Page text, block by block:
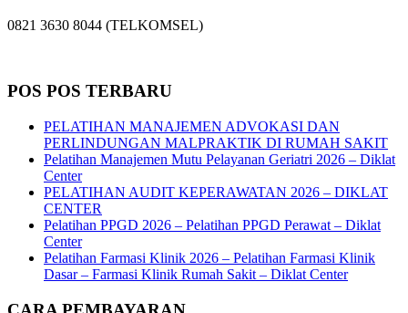
0821 3630 8044 (TELKOMSEL)
POS POS TERBARU
PELATIHAN MANAJEMEN ADVOKASI DAN
PERLINDUNGAN MALPRAKTIK DI RUMAH SAKIT
Pelatihan Manajemen Mutu Pelayanan Geriatri 2026 – Diklat
Center
PELATIHAN AUDIT KEPERAWATAN 2026 – DIKLAT
CENTER
Pelatihan PPGD 2026 – Pelatihan PPGD Perawat – Diklat
Center
Pelatihan Farmasi Klinik 2026 – Pelatihan Farmasi Klinik
Dasar – Farmasi Klinik Rumah Sakit – Diklat Center